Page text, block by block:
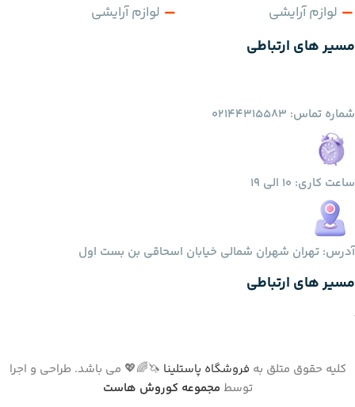
لوازم آرایشی
لوازم آرایشی
مسیر های ارتباطی
شماره تماس: 02144315583
ساعت کاری: 10 الی 19
آدرس: تهران شهران شمالی خیابان اسحاقی بن بست اول
مسیر های ارتباطی
کلیه حقوق متلق به فروشگاه پاستلینا 🦄🌈💖 می باشد. طراحی و اجرا
توسط مجموعه کوروش هاست